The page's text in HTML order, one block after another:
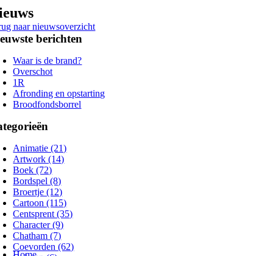
Ga
naar
inhoud
naar nieuwsoverzicht
berichten
Waar is de brand?
Overschot
1R
Afronding en opstarting
Broodfondsborrel
Animatie (21)
Artwork (14)
Boek (72)
Bordspel (8)
Broertje (12)
Cartoon (115)
Centsprent (35)
Character (9)
Chatham (7)
Coevorden (62)